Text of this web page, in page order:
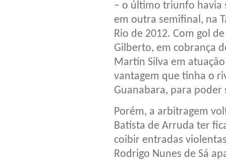
– o último triunfo havia
em outra semifinal, na
Rio de 2012. Com gol de
Gilberto, em cobrança
Martín Silva em
vantagem que tinha o
Guanabara, para poder
Porém, a arbitragem
Batista de Arruda ter
coibir entradas
Rodrigo Nunes de Sá